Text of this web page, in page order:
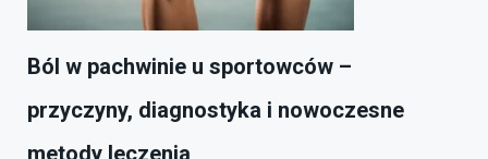
Ból w pachwinie u sportowców –
przyczyny, diagnostyka i nowoczesne